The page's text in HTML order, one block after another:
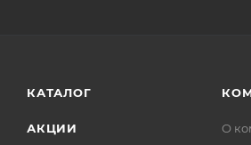
КАТАЛОГ
АКЦИИ
О